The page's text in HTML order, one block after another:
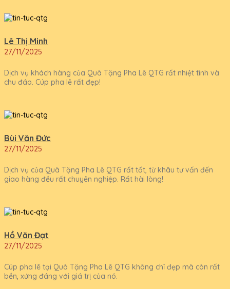
Lê Thị Minh
27/11/2025
Dịch vụ khách hàng của Quà Tặng Pha Lê QTG rất nhiệt tình và
chu đáo. Cúp pha lê rất đẹp!
Bùi Văn Đức
27/11/2025
Dịch vụ của Quà Tặng Pha Lê QTG rất tốt, từ khâu tư vấn đến
giao hàng đều rất chuyên nghiệp. Rất hài lòng!
Hồ Văn Đạt
27/11/2025
Cúp pha lê tại Quà Tặng Pha Lê QTG không chỉ đẹp mà còn rất
bền, xứng đáng với giá trị của nó.